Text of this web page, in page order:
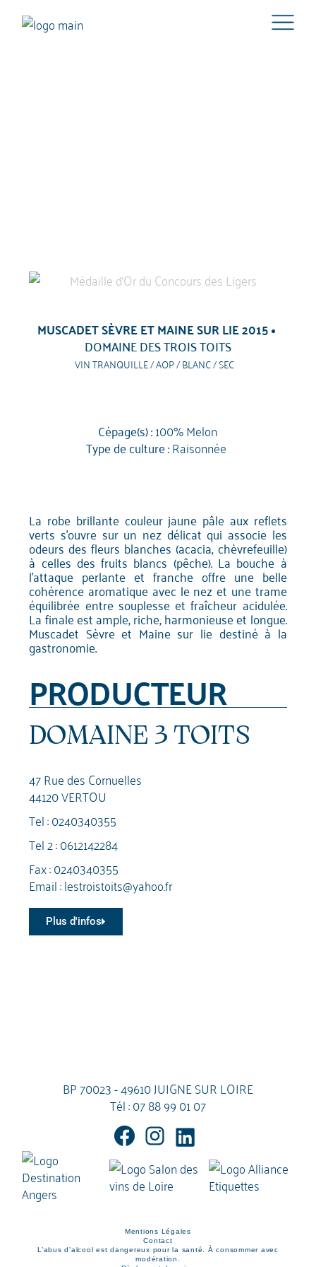
MUSCADET SÈVRE ET MAINE SUR LIE 2015
DOMAINE DES TROIS TOITS
VIN TRANQUILLE / AOP / BLANC / SEC
Cépage(s) :100% Melon
Type de culture :Raisonnée
La robe brillante couleur jaune pâle aux reflets
verts s'ouvre sur un nez délicat qui associe les
odeurs des fleurs blanches (acacia, chèvrefeuille)
à celles des fruits blancs (pêche). La bouche à
l'attaque perlante et franche offre une belle
cohérence aromatique avec le nez et une trame
équilibrée entre souplesse et fraîcheur acidulée.
La finale est ample, riche, harmonieuse et longue.
Muscadet Sèvre et Maine sur lie destiné à la
gastronomie.
PRODUCTEUR
DOMAINE 3 TOITS
47 Rue des Cornuelles
44120 VERTOU
Tel :0240340355
Tel 2 :0612142284
Fax : 0240340355
Email :lestroistoits@yahoo.fr
Plus d'infos
BP 70023 - 49610 JUIGNE SUR LOIRE
Tél :07 88 99 01 07
Mentions Légales
Contact
L’abus d’alcool est dangereux pour la santé. À consommer avec
modération.